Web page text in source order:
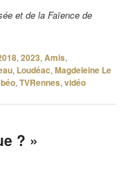
et de la Faïence de
,2023,Amis,
, Loudéac,Magdeleine Le
,TVRennes,vidéo
? »